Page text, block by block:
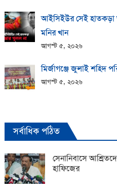
আইসিইউর সেই হাতকড়া
মনির খান
আগস্ট ৫, ২০২৬
মির্জাগঞ্জে জুলাই শহিদ
আগস্ট ৫, ২০২৬
সর্বাধিক পঠিত
সেনানিবাসে
হাফিজের